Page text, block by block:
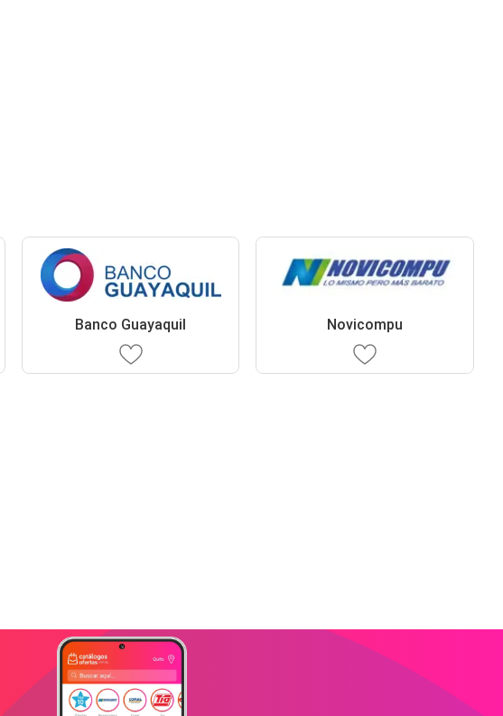
Banco Guayaquil Novicompu